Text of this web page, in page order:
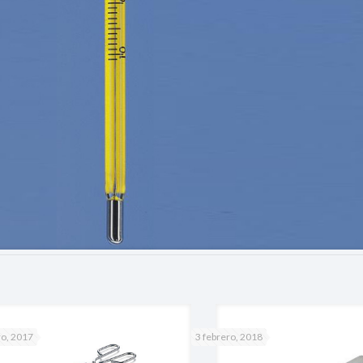
2017 3 febrero, 2018